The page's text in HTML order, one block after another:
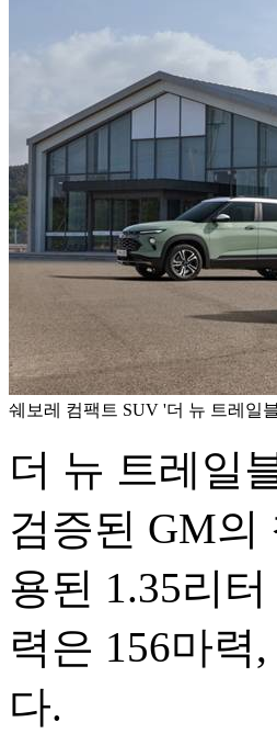
쉐보레 컴팩트 SUV '더 뉴 트레일
더 뉴 트레일
검증된 GM의
용된 1.35리
력은 156마력
다.